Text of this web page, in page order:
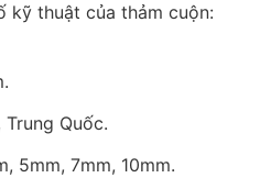
kỹ thuật của thảm cuộn:
Quốc.
5mm, 7mm, 10mm.